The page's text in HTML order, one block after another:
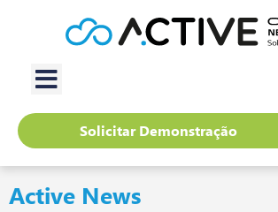
Solicitar Demonstração
Active News